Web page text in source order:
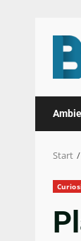
Inhalt
springen
Start